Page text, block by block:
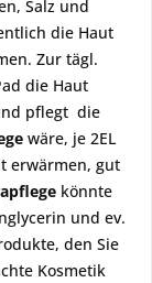
Salz und
die Haut
Zur tägl.
die Haut
pflegt die
wäre, je 2EL
erwärmen, gut
könnte
und ev.
den Sie
Kosmetik